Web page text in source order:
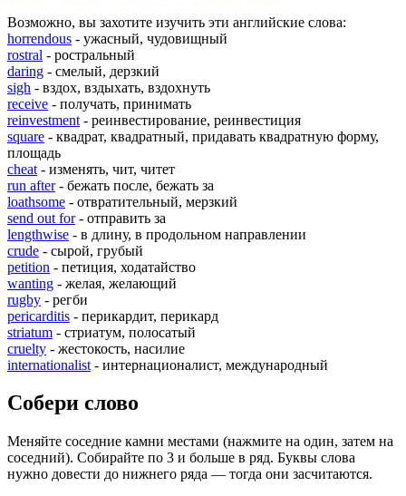
Возможно, вы захотите изучить эти английские слова:
horrendous - ужасный, чудовищный
rostral - ростральный
daring - смелый, дерзкий
sigh - вздох, вздыхать, вздохнуть
receive - получать, принимать
reinvestment - реинвестирование, реинвестиция
square - квадрат, квадратный, придавать квадратную форму,
площадь
cheat - изменять, чит, читет
run after- бежать после, бежать за
loathsome - отвратительный, мерзкий
send out for- отправить за
lengthwise - в длину, в продольном направлении
crude - сырой, грубый
petition - петиция, ходатайство
wanting - желая, желающий
rugby - регби
pericarditis - перикардит, перикард
striatum - стриатум, полосатый
cruelty - жестокость, насилие
internationalist - интернационалист, международный
Собери слово
Меняйте соседние камни местами (нажмите на один, затем на
соседний). Собирайте по 3 и больше в ряд. Буквы слова
нужно довести до нижнего ряда — тогда они засчитаются.